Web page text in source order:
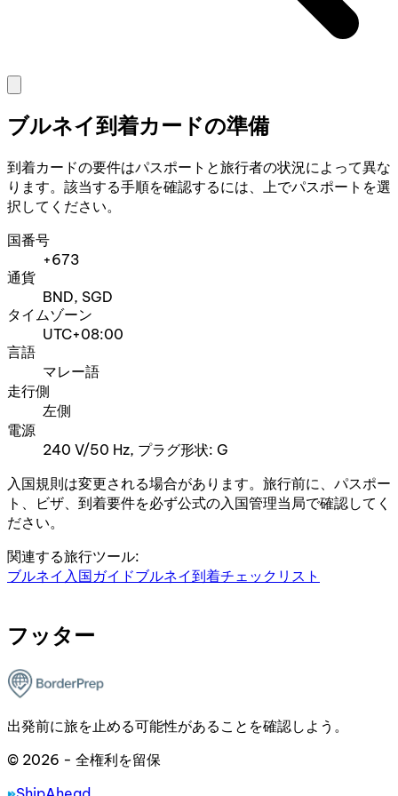
ブルネイ到着カードの準備
到着カードの要件はパスポートと旅行者の状況によって異な
ります。該当する手順を確認するには、上でパスポートを選
択してください。
国番号
+673
通貨
BND, SGD
タイムゾーン
UTC+08:00
言語
マレー語
走行側
左側
電源
240 V/50 Hz, プラグ形状: G
入国規則は変更される場合があります。旅行前に、パスポー
ト、ビザ、到着要件を必ず公式の入国管理当局で確認してく
ださい。
関連する旅行ツール:
ブルネイ入国ガイドブルネイ到着チェックリスト
フッター
出発前に旅を止める可能性があることを確認しよう。
© 2026 - 全権利を留保